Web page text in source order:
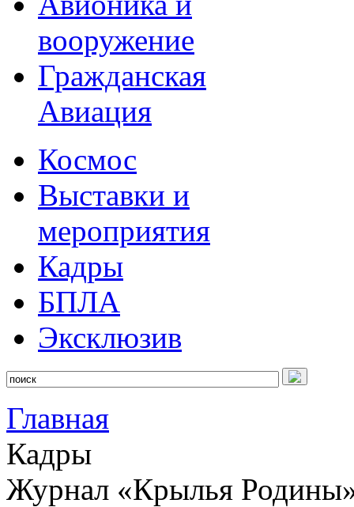
вооружение
Гражданская
Авиация
Космос
Выставки и
мероприятия
Кадры
БПЛА
Эксклюзив
Главная
Кадры
Журнал «Крылья